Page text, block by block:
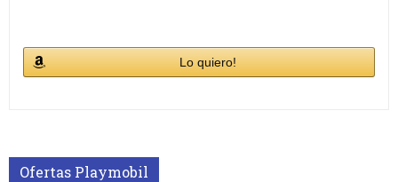
Lo quiero!
Ofertas Playmobil